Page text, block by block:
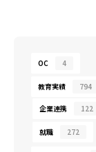
OC 4
教育実績 794
企業連携 122
就職 272